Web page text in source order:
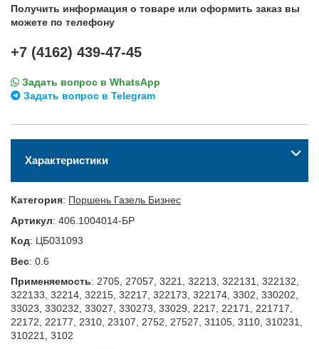
Получить информация о товаре или оформить заказ вы
можете по телефону
+7 (4162) 439-47-45
Задать вопрос в WhatsApp
Задать вопрос в Telegram
Характеристики
Категория: Поршень Газель Бизнес
Артикул: 406.1004014-БР
Код: ЦБ031093
Вес: 0.6
Применяемость: 2705, 27057, 3221, 32213, 322131, 322132,
322133, 32214, 32215, 32217, 322173, 322174, 3302, 330202,
33023, 330232, 33027, 330273, 33029, 2217, 22171, 221717,
22172, 22177, 2310, 23107, 2752, 27527, 31105, 3110, 310231,
310221, 3102